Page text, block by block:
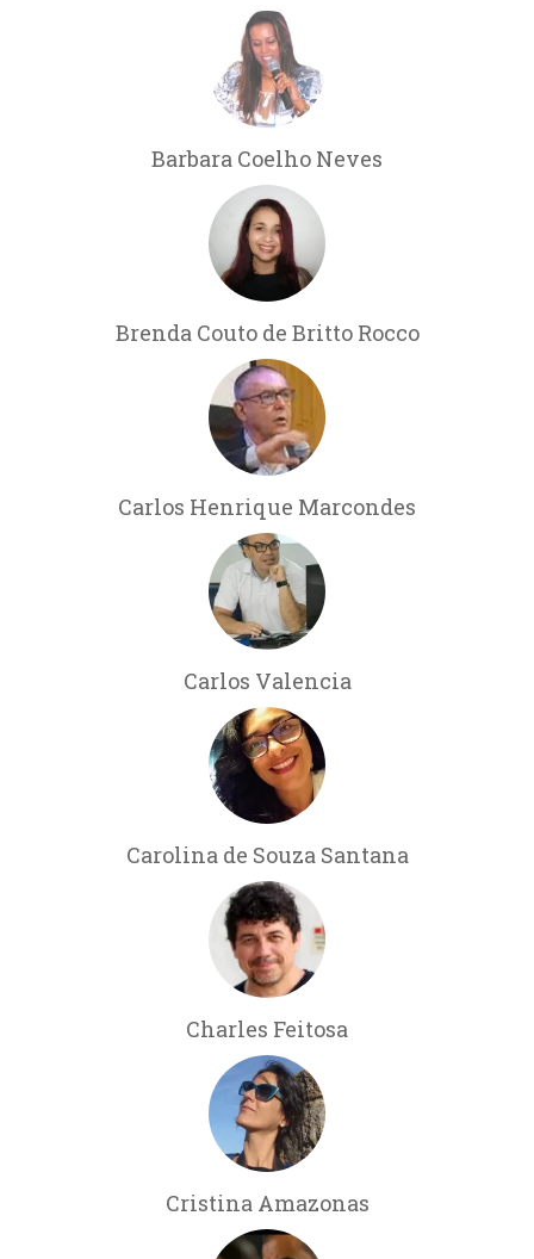
Barbara Coelho Neves
Brenda Couto de Britto Rocco
Carlos Henrique Marcondes
Carlos Valencia
Carolina de Souza Santana
Charles Feitosa
Cristina Amazonas